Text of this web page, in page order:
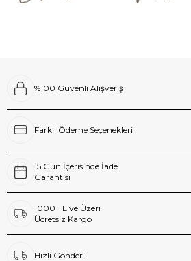
%100 Güvenli Alışveriş
Farklı Ödeme Seçenekleri
15 Gün İçerisinde İade
Garantisi
1000 TL ve Üzeri
Ücretsiz Kargo
Hızlı Gönderi